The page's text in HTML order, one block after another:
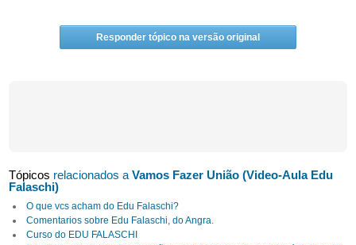
Responder tópico na versão original
Tópicos relacionados aVamos Fazer União (Video-Aula Edu
Falaschi)
O que vcs acham do Edu Falaschi?
Comentarios sobre Edu Falaschi, do Angra.
Curso do EDU FALASCHI